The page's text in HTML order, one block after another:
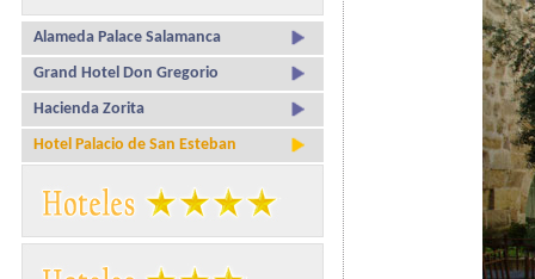
Alameda Palace Salamanca
Grand Hotel Don Gregorio
Hacienda Zorita
Hotel Palacio de San Esteban